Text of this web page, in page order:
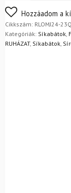
FoxPost
Nem biztos a
egyszerűen
Mik a
Hozzáadom a
Cikkszám: RLOMJ24-23Q
Kategóriák: Síkabátok
RUHÁZAT, Síkabátok